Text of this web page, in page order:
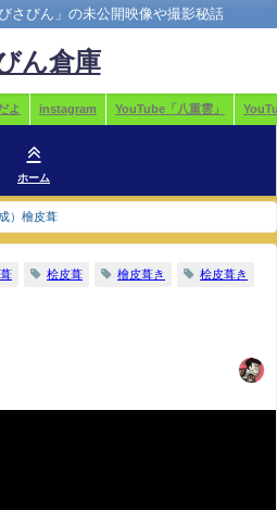
さびん」の未公開映像や撮影秘話
ん倉庫
よ instagram YouTube「八重雲」
ホーム
）檜皮葺
桧皮葺 檜皮葺き 桧皮葺き